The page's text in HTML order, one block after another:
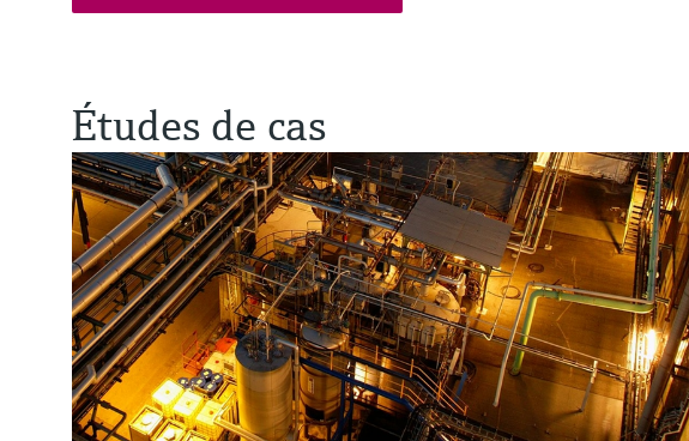
Études de cas